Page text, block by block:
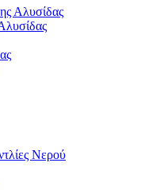
Αλυσίδας
Νερού